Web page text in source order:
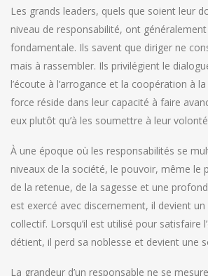
Les grands leaders, quels que soient leur
niveau de responsabilité, ont
fondamentale. Ils savent que diriger ne
mais à rassembler. Ils privilégient le
l’écoute à l’arrogance et la coopération à
force réside dans leur capacité à faire
eux plutôt qu’à les soumettre à leur
À une époque où les responsabilités se
niveaux de la société, le pouvoir, même le
de la retenue, de la sagesse et une
est exercé avec discernement, il devient
collectif. Lorsqu’il est utilisé pour satisfaire
détient, il perd sa noblesse et devient une
La grandeur d’un responsable ne se